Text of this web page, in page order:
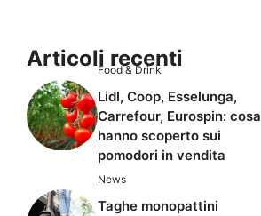
Articoli recenti
Food & Drink
Lidl, Coop, Esselunga,
Carrefour, Eurospin: cosa
hanno scoperto sui
pomodori in vendita
News
Taghe monopattini